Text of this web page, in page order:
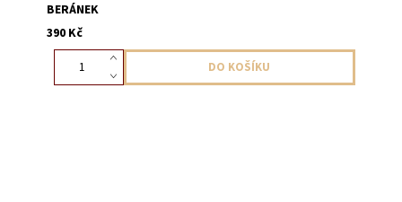
BERÁNEK
390 Kč